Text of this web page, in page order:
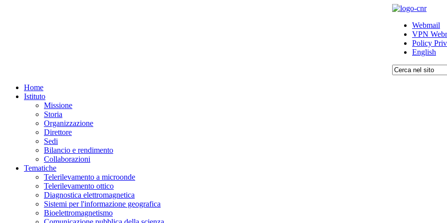
Webmail
VPN
Policy
English
Home
Istituto
Missione
Storia
Organizzazione
Direttore
Sedi
Bilancio e rendimento
Collaborazioni
Tematiche
Telerilevamento a microonde
Telerilevamento ottico
Diagnostica elettromagnetica
Sistemi per l'informazione geografica
Bioelettromagnetismo